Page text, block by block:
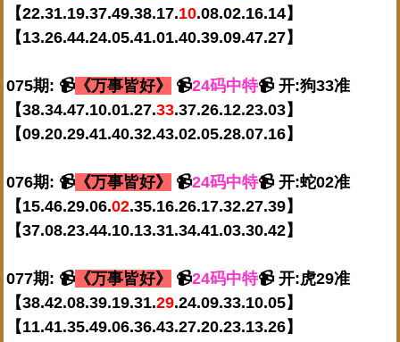
【22.31.19.37.49.38.17.10.08.02.16.14】
【13.26.44.24.05.41.01.40.39.09.47.27】
075期: 📹 《万事皆好》 📹24码中特📹 开:狗33准
【38.34.47.10.01.27.33.37.26.12.23.03】
【09.20.29.41.40.32.43.02.05.28.07.16】
076期: 📹 《万事皆好》 📹24码中特📹 开:蛇02准
【15.46.29.06.02.35.16.26.17.32.27.39】
【37.08.23.44.10.13.31.34.41.03.30.42】
077期: 📹 《万事皆好》 📹24码中特📹 开:虎29准
【38.42.08.39.19.31.29.24.09.33.10.05】
【11.41.35.49.06.36.43.27.20.23.13.26】